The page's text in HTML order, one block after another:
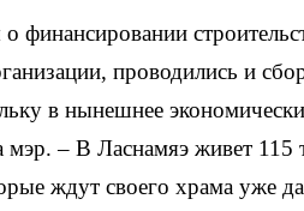
проводились и
в нынешнее
мэр. – В Ласнамяэ живет 115
ждут своего храма уже